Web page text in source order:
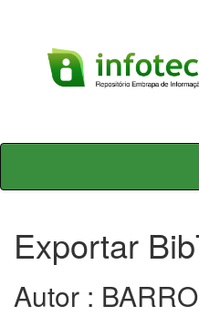
Skip
Exportar
Autor :